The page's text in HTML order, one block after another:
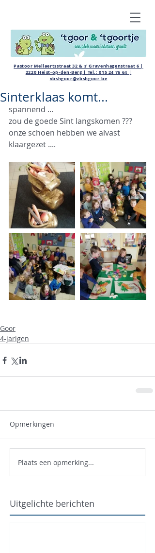
Pastoor Mellaertsstraat 32 & s' Gravenhagenstraat 6 |
2220 Heist-op-den-Berg | Tel.:015 24 76 64 |
vbshgoor@vbshgoor.be
Sinterklaas komt...
spannend ...
zou de goede Sint langskomen ???
onze schoen hebben we alvast
klaargezet ....
Goor
4-jarigen
Opmerkingen
Plaats een opmerking...
Uitgelichte berichten